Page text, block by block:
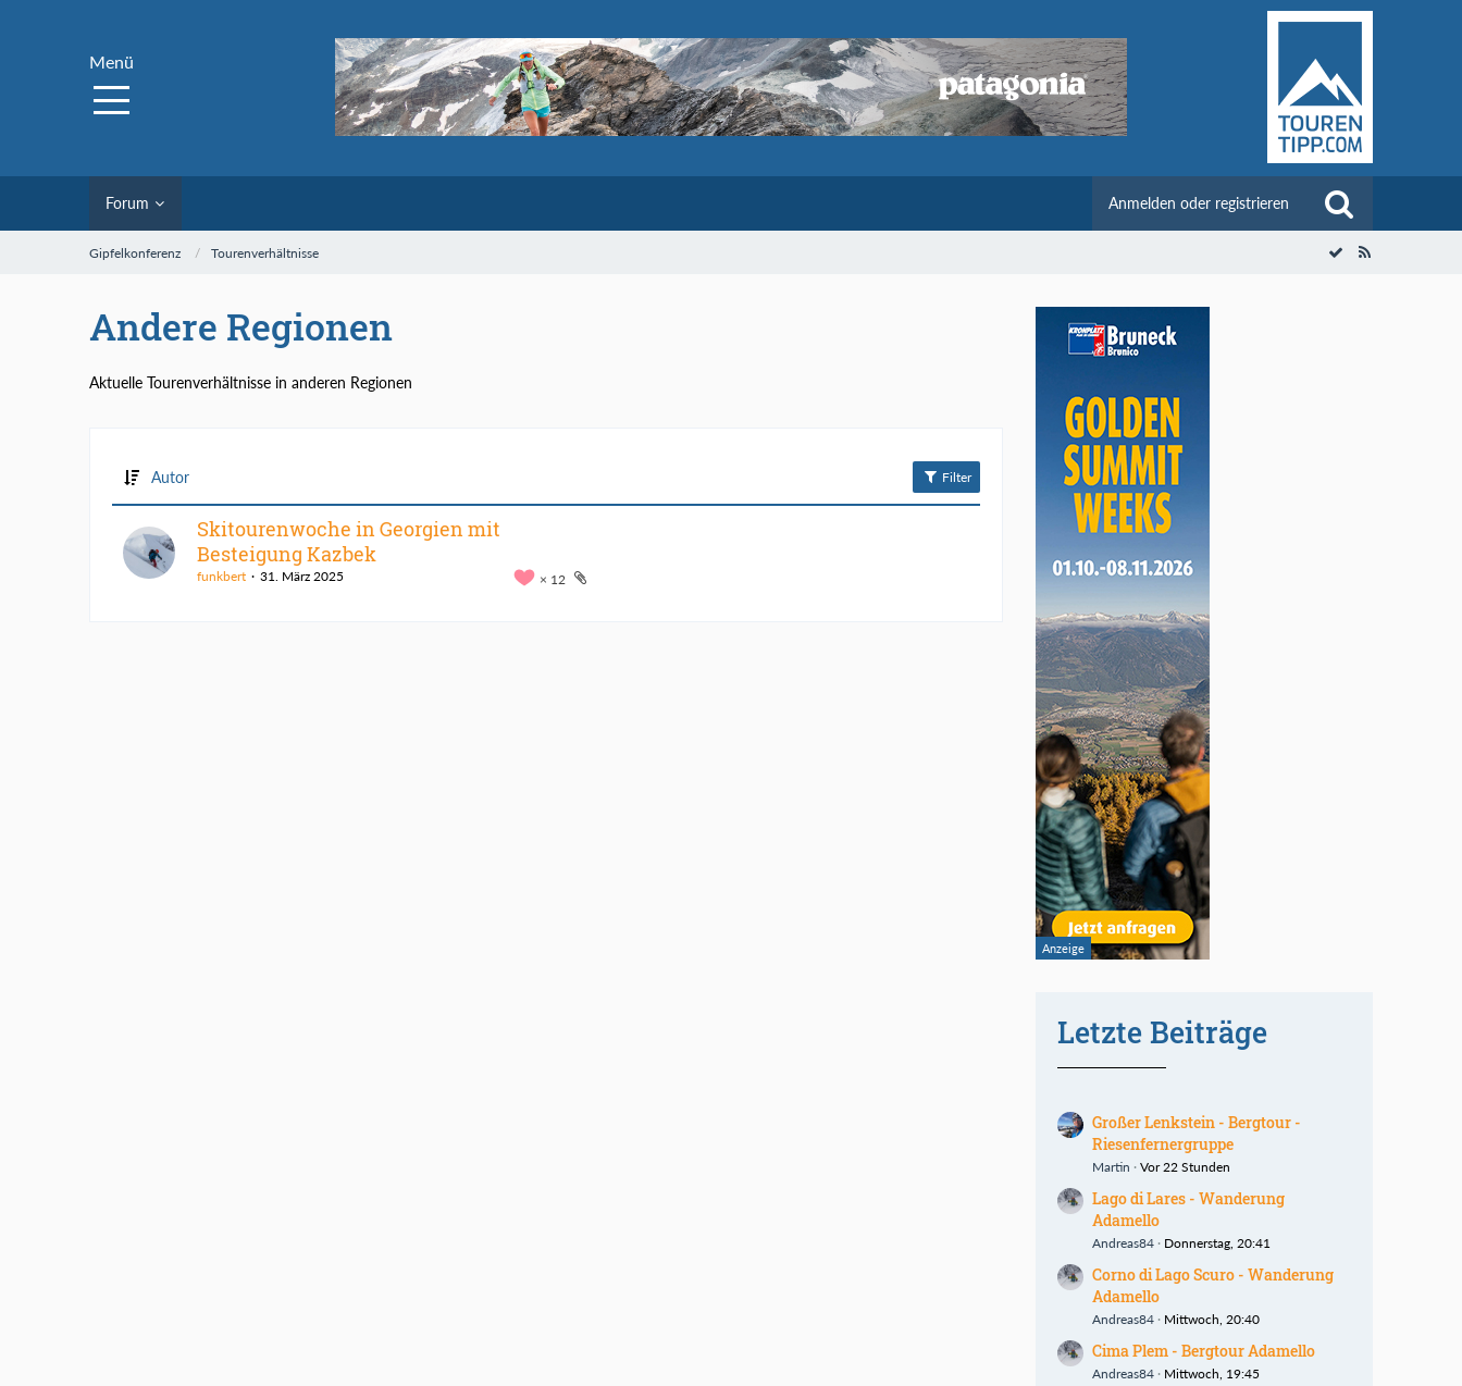
Menü
Forum Anmelden oder registrieren
Gipfelkonferenz Tourenverhältnisse
Andere Regionen
Aktuelle Tourenverhältnisse in anderen Regionen
Autor Filter
Skitourenwoche in Georgien mit
Besteigung Kazbek
12
funkbert 31. März 2025
Letzte Beiträge
Großer Lenkstein - Bergtour -
Riesenfernergruppe
Martin Vor 22 Stunden
Lago di Lares - Wanderung
Adamello
Andreas84 Donnerstag, 20:41
Corno di Lago Scuro - Wanderung
Adamello
Andreas84 Mittwoch, 20:40
Cima Plem - Bergtour Adamello
Andreas84 Mittwoch, 19:45